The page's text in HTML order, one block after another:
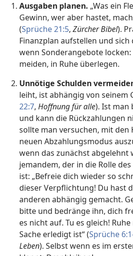
Ausgaben planen. „Was ein
Gewinn, wer aber hastet,
(Sprüche 21:5, Zürcher Bibel).
Finanzplan aufstellen und sich
wenn Sonderangebote
meiden, in Ruhe überlegen.
Unnötige Schulden
leiht, ist abhängig von seinem
22:7, Hoffnung für alle). Ist man
und kann die Rückzahlungen
sollte man versuchen, mit den
neuen Abzahlungsmodus
wenn das zunächst abgelehnt
jemandem, der in die Rolle
ist: „Befreie dich wieder so
dieser Verpflichtung! Du hast
anderen abhängig gemacht.
bitte und bedränge ihn, dich
es nicht auf. Tu es gleich!
Sache erledigt ist“ (Sprüche
Leben). Selbst wenn es im